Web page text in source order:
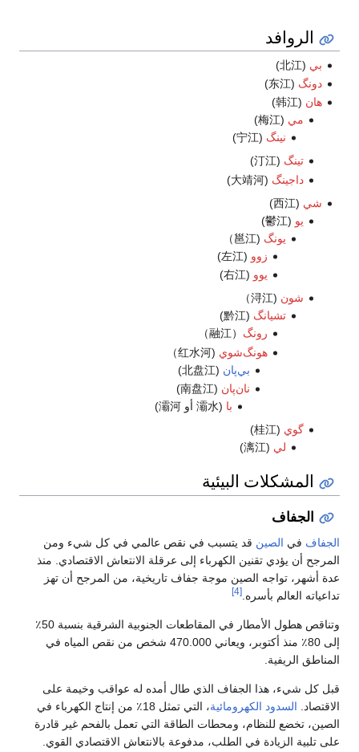
الروافد
بي (北江)
دونگ (东江)
هان (韩江)
مي (梅江)
نينگ (宁江)
تينگ (汀江)
داجينگ (大靖河)
شي (西江)
يو (鬱江)
يونگ (邕江）
زوو (左江)
يوو (右江)
شون (浔江）
تشيانگ (黔江)
رونگ （融江）
هونگ‌شوي (红水河）
بي‌پان (北盘江)
نان‌پان (南盘江)
با (灞水 أو 灞河)
گوي (桂江)
لي (漓江)
المشكلات البيئية
الجفاف
الجفاف في الصين قد يتسبب في نقص عالمي في كل شيء ومن
المرجح أن يؤدي تقنين الكهرباء إلى عرقلة الانتعاش الاقتصادي. منذ
عدة أشهر، تواجه الصين موجة جفاف تاريخية، من المرجح أن تهز
تداعياته العالم بأسره. [4]
وتناقص هطول الأمطار في المقاطعات الجنوبية الشرقية بنسبة 50٪
إلى 80٪ منذ أكتوبر، ويعاني 470.000 شخص من نقص المياه في
المناطق الريفية.
قبل كل شيء، هذا الجفاف الذي طال أمده له عواقب وخيمة على
الاقتصاد. السدود الكهرومائية
، التي تمثل 18٪ من إنتاج الكهرباء في
الصين، تخضع للنظام، ومحطات الطاقة التي تعمل بالفحم غير قادرة
على تلبية الزيادة في الطلب، مدفوعة بالانتعاش الاقتصادي القوي.